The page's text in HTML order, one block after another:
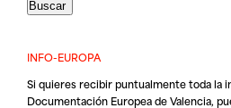
INFO-EUROPA
Si quieres recibir puntualmente toda la
Documentación Europea de Valencia,